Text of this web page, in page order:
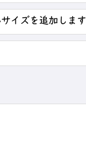
イズを追加します